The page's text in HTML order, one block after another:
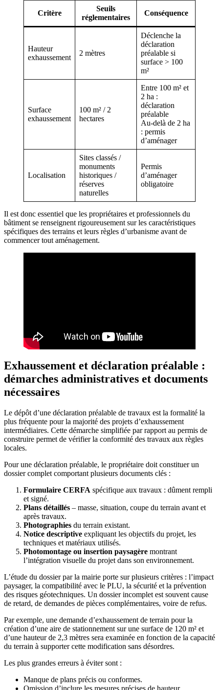
Critère
Seuils
réglementaires
Conséquence
Hauteur
exhaussement
2 mètres
Déclenche la
déclaration
préalable si
surface > 100
m²
Surface
exhaussement
100 m² / 2
hectares
Entre 100 m² et
2 ha :
déclaration
préalable
Au-delà de 2 ha
: permis
d’aménager
Localisation
Sites classés /
monuments
historiques /
réserves
naturelles
Permis
d’aménager
obligatoire
Il est donc essentiel que les propriétaires et professionnels du
bâtiment se renseignent rigoureusement sur les caractéristiques
spécifiques des terrains et leurs règles d’urbanisme avant de
commencer tout aménagement.
Exhaussement et déclaration préalable :
démarches administratives et documents
nécessaires
Le dépôt d’une déclaration préalable de travaux est la formalité la
plus fréquente pour la majorité des projets d’exhaussement
intermédiaires. Cette démarche simplifiée par rapport au permis de
construire permet de vérifier la conformité des travaux aux règles
locales.
Pour une déclaration préalable, le propriétaire doit constituer un
dossier complet comportant plusieurs documents clés :
Formulaire CERFA spécifique aux travaux : dûment rempli
et signé.
Plans détaillés – masse, situation, coupe du terrain avant et
après travaux.
Photographies du terrain existant.
Notice descriptive expliquant les objectifs du projet, les
techniques et matériaux utilisés.
Photomontage ou insertion paysagère montrant
l’intégration visuelle du projet dans son environnement.
L’étude du dossier par la mairie porte sur plusieurs critères : l’impact
paysager, la compatibilité avec le PLU, la sécurité et la prévention
des risques géotechniques. Un dossier incomplet est souvent cause
de retard, de demandes de pièces complémentaires, voire de refus.
Par exemple, une demande d’exhaussement de terrain pour la
création d’une aire de stationnement sur une surface de 120 m² et
d’une hauteur de 2,3 mètres sera examinée en fonction de la capacité
du terrain à supporter cette modification sans désordres.
Les plus grandes erreurs à éviter sont :
Manque de plans précis ou conformes.
Omission d’inclure les mesures précises de hauteur.